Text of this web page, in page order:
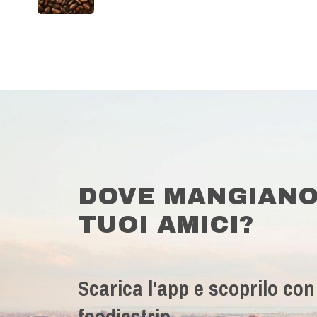
DOVE
TUOI AMICI?
Scarica l'app e scoprilo con